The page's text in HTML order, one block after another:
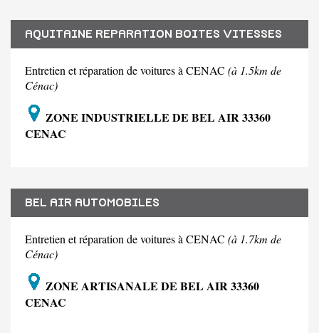
AQUITAINE REPARATION BOITES VITESSES
Entretien et réparation de voitures à CENAC (à 1.5km de
Cénac)
ZONE INDUSTRIELLE DE BEL AIR 33360
CENAC
BEL AIR AUTOMOBILES
Entretien et réparation de voitures à CENAC (à 1.7km de
Cénac)
ZONE ARTISANALE DE BEL AIR 33360
CENAC